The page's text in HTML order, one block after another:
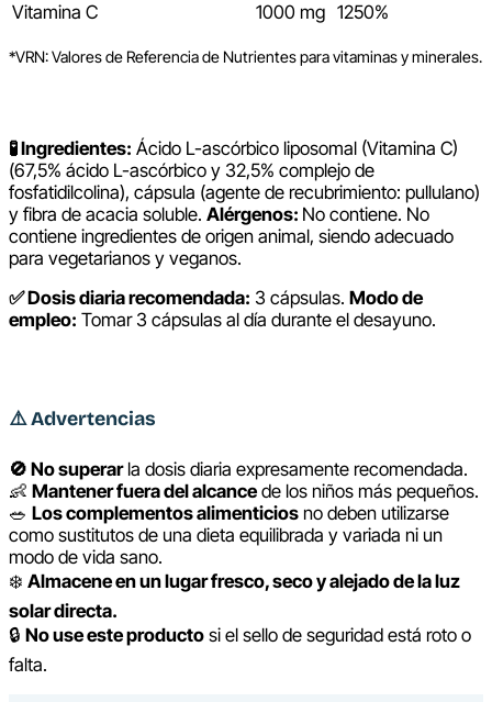
Vitamina C
1000 mg 1250%
*VRN: Valores de Referencia de Nutrientes para vitaminas y minerales.
🧪 Ingredientes: Ácido L-ascórbico liposomal (Vitamina C)
(67,5% ácido L-ascórbico y 32,5% complejo de
fosfatidilcolina), cápsula (agente de recubrimiento: pullulano)
y fibra de acacia soluble. Alérgenos: No contiene. No
contiene ingredientes de origen animal, siendo adecuado
para vegetarianos y veganos.
✅ Dosis diaria recomendada: 3 cápsulas. Modo de
empleo: Tomar 3 cápsulas al día durante el desayuno.
⚠️Advertencias
🚫 No superarla dosis diaria expresamente recomendada.
👶 Mantener fuera del alcancede los niños más pequeños.
🥗 Los complementos alimenticios no deben utilizarse
como sustitutos de una dieta equilibrada y variada ni un
modo de vida sano.
❄️ Almacene en un lugar fresco, seco y alejado de la luz
solar directa.
🔒 No use este producto si el sello de seguridad está roto o
falta.